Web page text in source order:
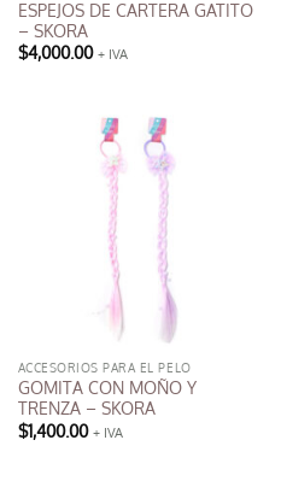
ESPEJOS DE CARTERA GATITO
– SKORA
$4,000.00 + IVA
ACCESORIOS PARA EL PELO
GOMITA CON MOÑO Y
TRENZA – SKORA
$1,400.00 + IVA